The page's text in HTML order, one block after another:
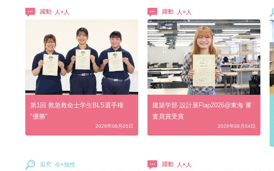
躍動
第1回 救急救命士学生BLS選手権
"優勝"
2026年08月05日
躍動
建築学部 設計展Flap2026@東海 審
査員賞受賞
2026年08月04日
追究 躍動